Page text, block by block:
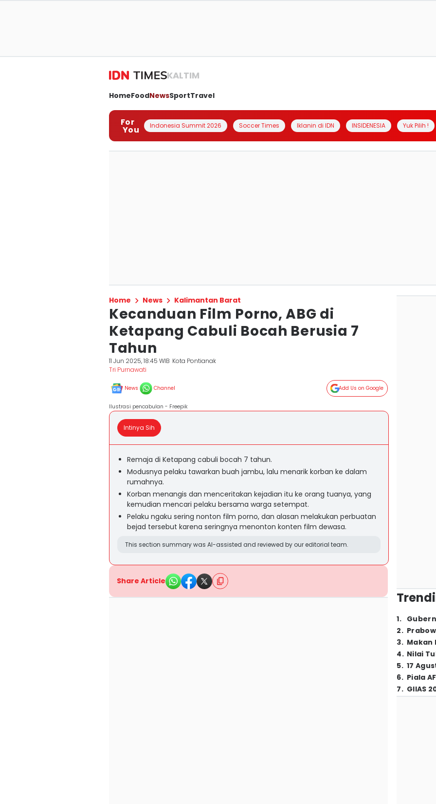
KALTIM
HomeFoodNewsSportTravel
For
You Indonesia Summit 2026 Soccer Times Iklanin di IDN INSIDENESIA Yuk Pilih !
Home News Kalimantan Barat
Kecanduan Film Porno, ABG di
Ketapang Cabuli Bocah Berusia 7
Tahun
11 Jun 2025, 18:45 WIB Kota Pontianak
Tri Purnawati
News Channel Add Us on Google
Ilustrasi pencabulan - Freepik
Intinya Sih
Remaja di Ketapang cabuli bocah 7 tahun.
Modusnya pelaku tawarkan buah jambu, lalu menarik korban ke dalam
rumahnya.
Korban menangis dan menceritakan kejadian itu ke orang tuanya, yang
kemudian mencari pelaku bersama warga setempat.
Pelaku ngaku sering nonton film porno, dan alasan melakukan perbuatan
bejad tersebut karena seringnya menonton konten film dewasa.
This section summary was AI-assisted and reviewed by our editorial team.
Share Article
1.
2.
3. Makan
4. Nilai
5. 17
6. Piala
7. GIIAS